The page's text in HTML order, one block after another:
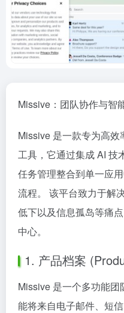
Missive：团队协作与智
Missive 是一款专为高
工具，它通过集成 AI 技
任务管理整合到单一应
流程。 该平台致力于解
低下以及信息孤岛等痛
中心。
1. 产品档案
Missive 是一个多功能
能将来自电子邮件、短